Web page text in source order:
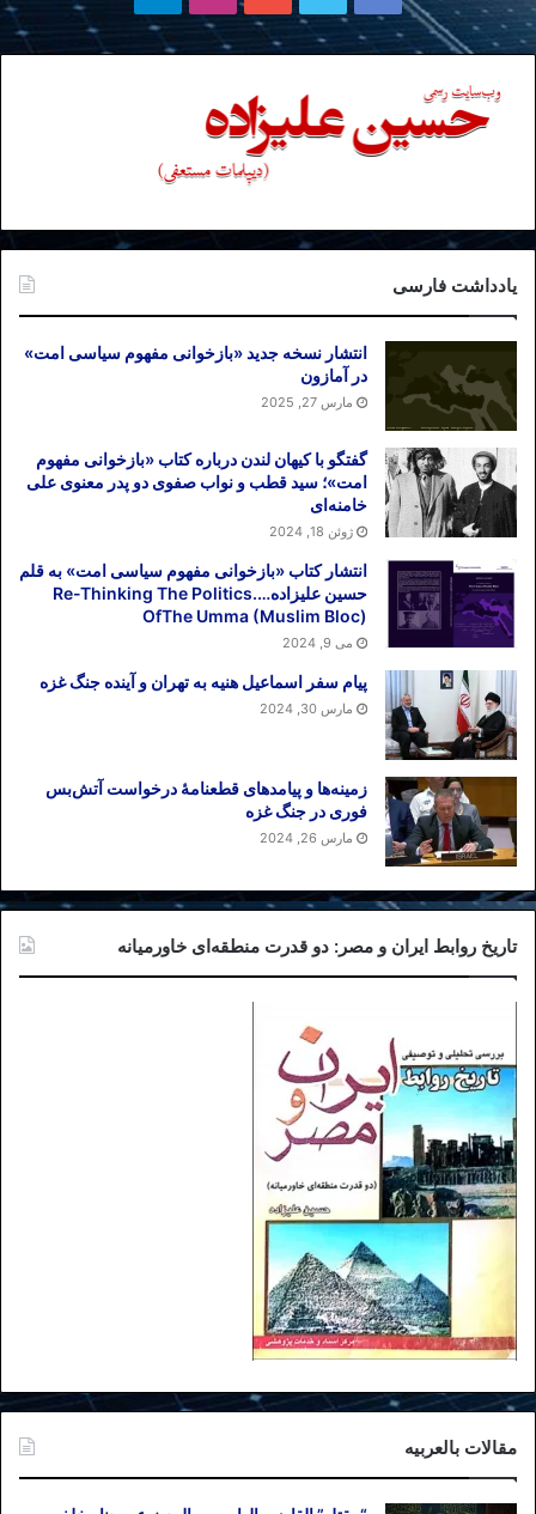
یادداشت فارسی
انتشار نسخه جدید «بازخوانی مفهوم سیاسی امت»
در آمازون
مارس 27, 2025
گفتگو با کیهان لندن درباره کتاب «بازخوانی مفهوم
امت»؛ سید قطب و نواب صفوی دو پدر معنوی علی
خامنه‌ای
ژوئن 18, 2024
انتشار کتاب «بازخوانی مفهوم سیاسی امت» به قلم
حسین علیزاده….Re-Thinking The Politics
OfThe Umma (Muslim Bloc)
می 9, 2024
پیام سفر اسماعیل هنیه به تهران و آینده جنگ غزه
مارس 30, 2024
زمینه‌ها و پیامدهای قطعنامهٔ درخواست آتش‌بس
فوری در جنگ غزه
مارس 26, 2024
تاریخ روابط ایران و مصر: دو قدرت منطقه‌ای خاورمیانه
مقالات بالعربیه